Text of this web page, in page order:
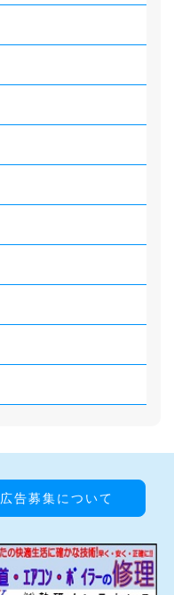
広告募集について